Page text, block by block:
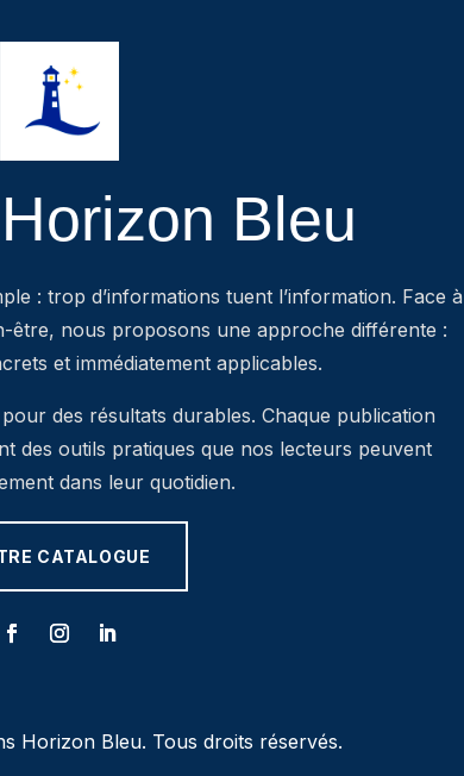
Bleu
: trop d’informations tuent l’information. Face à
être, nous proposons une approche différente :
et immédiatement applicables.
des résultats durables. Chaque publication
des outils pratiques que nos lecteurs peuvent
dans leur quotidien.
CATALOGUE
Horizon Bleu. Tous droits réservés.